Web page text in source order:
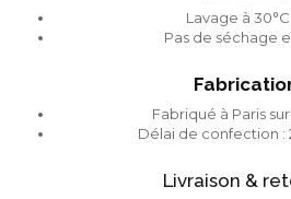
Lavage à
Pas de séchage
Fabriqué à Paris
Délai de confection :
Livraison &